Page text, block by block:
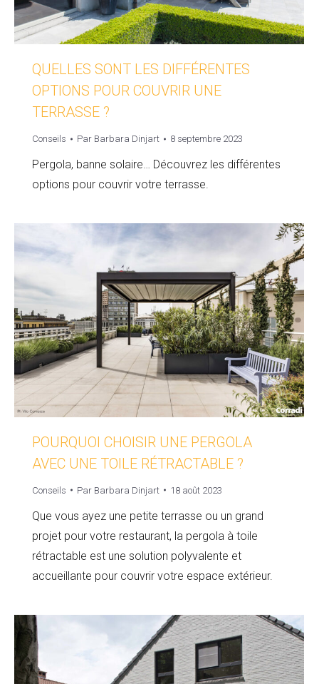
QUELLES SONT LES DIFFÉRENTES
OPTIONS POUR COUVRIR UNE
TERRASSE ?
Conseils Par Barbara Dinjart 8 septembre 2023
Pergola, banne solaire… Découvrez les différentes
options pour couvrir votre terrasse.
POURQUOI CHOISIR UNE PERGOLA
AVEC UNE TOILE RÉTRACTABLE ?
Conseils Par Barbara Dinjart 18 août 2023
Que vous ayez une petite terrasse ou un grand
projet pour votre restaurant, la pergola à toile
rétractable est une solution polyvalente et
accueillante pour couvrir votre espace extérieur.